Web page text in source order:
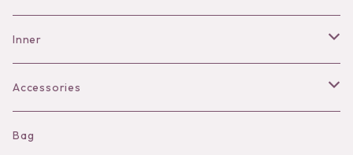
Pants
Inner
Bra
Shorts
Accessories
Necklace
Bag